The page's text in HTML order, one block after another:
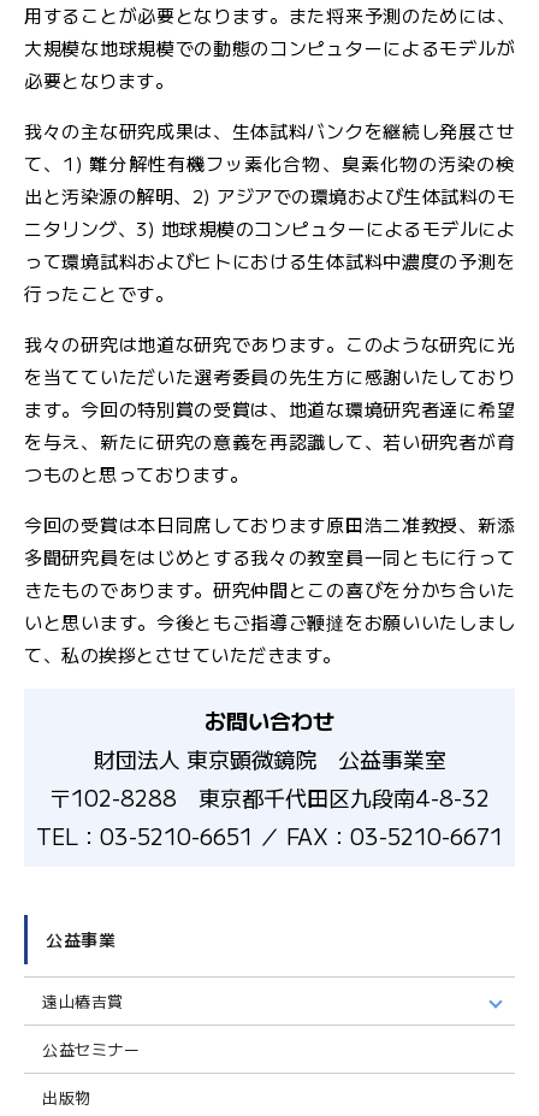
用することが必要となります。また将来予測のためには、
大規模な地球規模での動態のコンピュターによるモデルが
必要となります。
我々の主な研究成果は、生体試料バンクを継続し発展させ
て、1) 難分解性有機フッ素化合物、臭素化物の汚染の検
出と汚染源の解明、2) アジアでの環境および生体試料のモ
ニタリング、3) 地球規模のコンピュターによるモデルによ
って環境試料およびヒトにおける生体試料中濃度の予測を
行ったことです。
我々の研究は地道な研究であります。このような研究に光
を当てていただいた選考委員の先生方に感謝いたしており
ます。今回の特別賞の受賞は、地道な環境研究者達に希望
を与え、新たに研究の意義を再認識して、若い研究者が育
つものと思っております。
今回の受賞は本日同席しております原田浩二准教授、新添
多聞研究員をはじめとする我々の教室員一同ともに行って
きたものであります。研究仲間とこの喜びを分かち合いた
いと思います。今後ともご指導ご鞭撻をお願いいたしまし
て、私の挨拶とさせていただきます。
お問い合わせ
財団法人 東京顕微鏡院 公益事業室
〒102-8288 東京都千代田区九段南4-8-32
TEL：03-5210-6651 ／ FAX：03-5210-6671
公益事業
遠山椿吉賞
公益セミナー
出版物